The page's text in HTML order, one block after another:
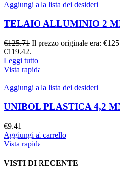
Aggiungi alla lista dei desideri
TELAIO ALLUMINIO 2
€125.71 Il prezzo originale era:
€119.42.
Leggi tutto
Vista rapida
Aggiungi alla lista dei desideri
UNIBOL PLASTICA 4,2
€9.41
Aggiungi al carrello
Vista rapida
VISTI DI RECENTE